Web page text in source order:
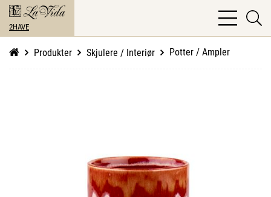
2HAVE
bars
light
Produkter Skjulere / Interiør Potter / Ampler